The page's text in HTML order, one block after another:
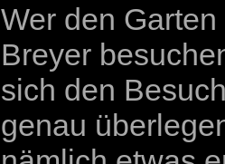
Wer den
Breyer
sich den
genau